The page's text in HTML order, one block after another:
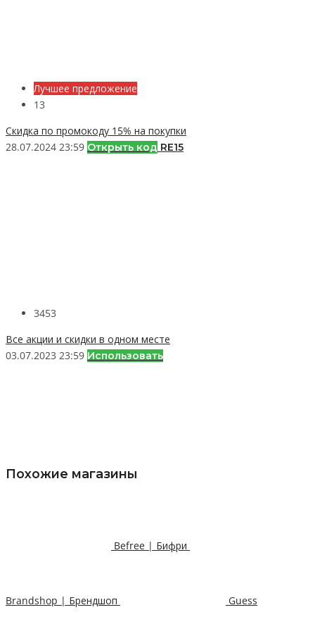
Лучшее предложение
13
Скидка по промокоду 15% на покупки
28.07.2024 23:59 Открыть код RE15
3453
Все акции и скидки в одном месте
03.07.2023 23:59 Использовать
Похожие магазины
Befree | Бифри
Brandshop | Брендшоп Guess